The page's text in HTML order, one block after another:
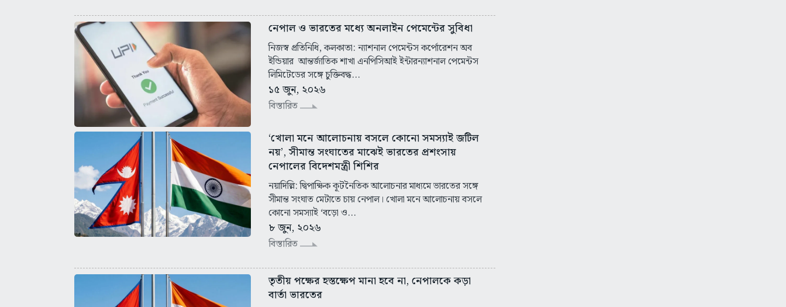
নেপাল ও ভারতের মধ্যে অনলাইন পেমেন্টের সুবিধা
নিজস্ব প্রতিনিধি, কলকাতা: ন্যাশনাল পেমেন্টস কর্পোরেশন অব
ইন্ডিয়ার আন্তর্জাতিক শাখা এনপিসিআই ইন্টারন্যাশনাল পেমেন্টস
লিমিটেডের সঙ্গে চুক্তিবদ্ধ...
১৫ জুন, ২০২৬
বিস্তারিত
‘খোলা মনে আলোচনায় বসলে কোনো সমস্যাই জটিল
নয়’, সীমান্ত সংঘাতের মাঝেই ভারতের প্রশংসায়
নেপালের বিদেশমন্ত্রী শিশির
নয়াদিল্লি: দ্বিপাক্ষিক কূটনৈতিক আলোচনার মাধ্যমে ভারতের সঙ্গে
সীমান্ত সংঘাত মেটাতে চায় নেপাল। খোলা মনে আলোচনায় বসলে
কোনো সমস্যাই ‘বড়ো ও...
৮ জুন, ২০২৬
বিস্তারিত
তৃতীয় পক্ষের হস্তক্ষেপ মানা হবে না, নেপালকে কড়া
বার্তা ভারতের